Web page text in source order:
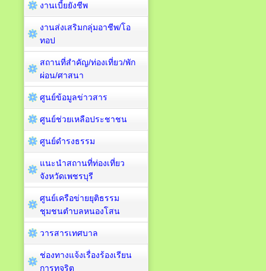
งานเบี้ยยังชีพ
งานส่งเสริมกลุ่มอาชีพ/โอ
ทอป
สถานที่สำคัญ/ท่องเที่ยว/พัก
ผ่อน/ศาสนา
ศูนย์ข้อมูลข่าวสาร
ศูนย์ช่วยเหลือประชาชน
ศูนย์ดำรงธรรม
แนะนำสถานที่ท่องเที่ยว
จังหวัดเพชรบุรี
ศูนย์เครือข่ายยุติธรรม
ชุมชนตำบลหนองโสน
วารสารเทศบาล
ช่องทางแจ้งเรื่องร้องเรียน
การทุจริต